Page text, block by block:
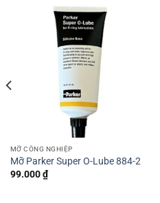
MỠ CÔNG NGHIỆP
Mỡ Parker Super O-Lube 884-2
99.000₫